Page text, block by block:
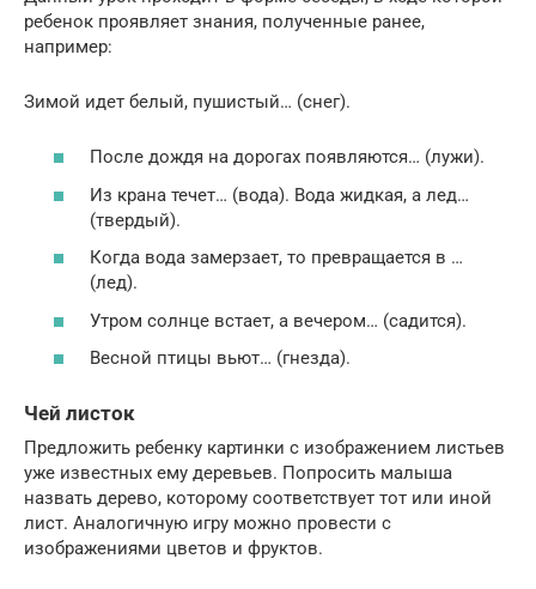
ребенок проявляет знания, полученные ранее,
например:
Зимой идет белый, пушистый… (снег).
После дождя на дорогах появляются… (лужи).
Из крана течет… (вода). Вода жидкая, а лед…
(твердый).
Когда вода замерзает, то превращается в …
(лед).
Утром солнце встает, а вечером… (садится).
Весной птицы вьют… (гнезда).
Чей листок
Предложить ребенку картинки с изображением листьев
уже известных ему деревьев. Попросить малыша
назвать дерево, которому соответствует тот или иной
лист. Аналогичную игру можно провести с
изображениями цветов и фруктов.